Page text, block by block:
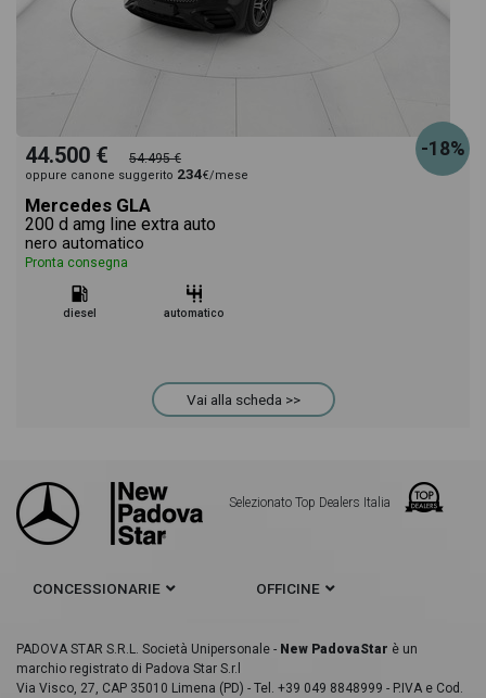
-18%
44.500 € 54.495 €
oppure canone suggerito 234€/mese
Mercedes GLA
200 d amg line extra auto
nero automatico
Pronta consegna
diesel automatico
Vai alla scheda >>
Selezionato Top Dealers Italia
CONCESSIONARIE OFFICINE
PADOVA STAR S.R.L. Società Unipersonale - New PadovaStar è un
marchio registrato di Padova Star S.r.l
Via Visco, 27, CAP 35010 Limena (PD) - Tel. +39 049 8848999 - P.IVA e Cod.